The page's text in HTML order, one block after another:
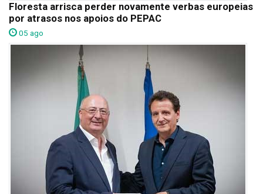
Floresta arrisca perder novamente verbas europeias
por atrasos nos apoios do PEPAC
05 ago